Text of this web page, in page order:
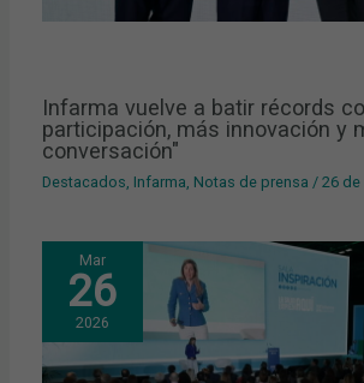
Infarma vuelve a batir récords
participación, más innovación y
conversación"
Destacados Infarma Notas de prensa /26
Mar
26
2026